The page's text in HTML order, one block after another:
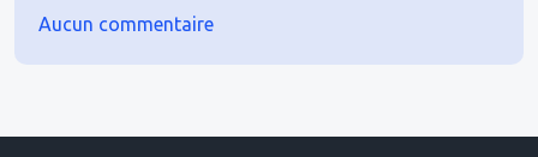
Aucun commentaire